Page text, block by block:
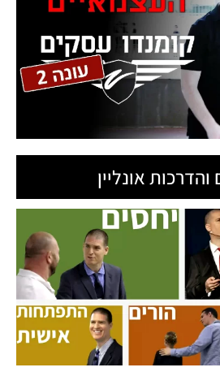
והדרכות אונליין